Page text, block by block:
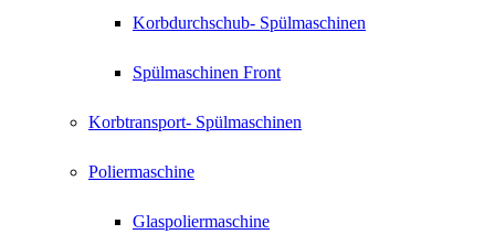
Korbdurchschub- Spülmaschinen
Spülmaschinen Front
Korbtransport- Spülmaschinen
Poliermaschine
Glaspoliermaschine